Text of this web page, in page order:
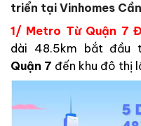
triển tại Vinhomes
1/ Metro Từ Quận 7
dài 48.5km bắt đầu
Quận 7 đến khu đô thị